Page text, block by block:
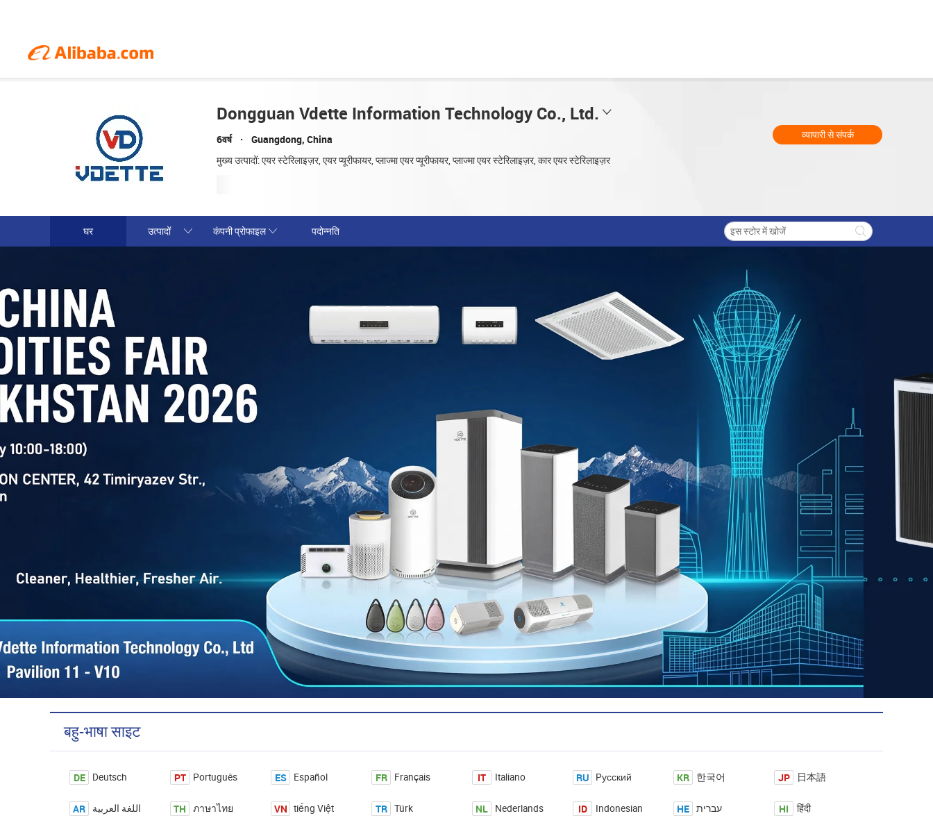
Dongguan Vdette Information Technology Co., Ltd.
6वर्ष Guangdong, China
मुख्य उत्पादों: एयर स्टेरिलाइज़र, एयर प्यूरीफायर, प्लाज्मा एयर प्यूरीफायर, प्लाज्मा एयर स्टेरिलाइज़र, कार एयर स्टेरिलाइज़र
व्यापारी से संपर्क
घर उत्पादों कंपनी प्रोफाइल पदोन्नति
बहु-भाषा साइट
DE Deutsch PT Português ES Español FR Français IT Italiano RU Pусский KR 한국어 JP 日本語
AR اللغة العربية TH ภาษาไทย VN tiếng Việt TR Türk NL Nederlands ID Indonesian HE עברית HI हिंदी